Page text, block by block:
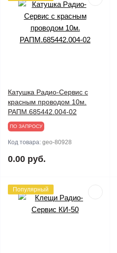
Катушка Радио-Сервис с
красным проводом 10м.
РАПМ.685442.004-02
ПО ЗАПРОСУ
Код товара: geo-80928
0.00 руб.
Популярный